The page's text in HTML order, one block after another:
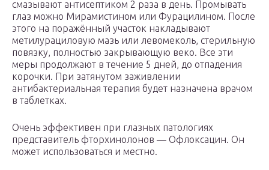
смазывают антисептиком 2 раза в день. Промывать
глаз можно Мирамистином или Фурацилином. После
этого на поражённый участок накладывают
метилурациловую мазь или левомеколь, стерильную
повязку, полностью закрывающую веко. Все эти
меры продолжают в течение 5 дней, до отпадения
корочки. При затянутом заживлении
антибактериальная терапия будет назначена врачом
в таблетках.
Очень эффективен при глазных патологиях
представитель фторхинолонов — Офлоксацин. Он
может использоваться и местно.